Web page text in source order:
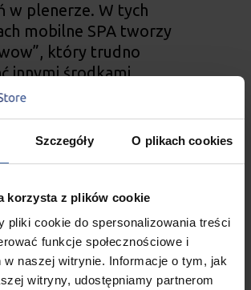
Szczegóły O plikach cookies
korzysta z plików cookie
pliki cookie do spersonalizowania treści
funkcje społecznościowe i
w naszej witrynie. Informacje o tym, jak
witryny, udostępniamy partnerom
w plenerze. W tych
mobilne SPA tworzy
który trudno
innymi środkami.
mają wrażenie, że
się w luksusowym
podczas gdy w
wynajętej przestrzeni
Niezależnie od
wydarzenia mobilne
mu wyjątkową
i zachęca do